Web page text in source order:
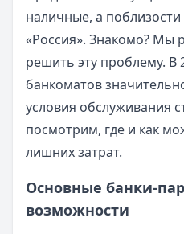
наличные, а
«Россия». Знакомо? Мы
решить эту проблему. В
банкоматов
условия обслуживания
посмотрим, где и как
лишних затрат.
Основные банки-
возможности